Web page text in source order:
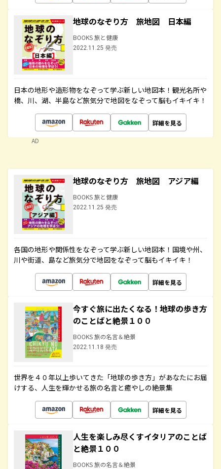
地球のなぞり方 旅地図 日本編
BOOKS 旅と健康
2022.11.25 発売
日本の地形や造形物をなぞって学ぶ新しい地図本！観光名所や
橋、川、湖、半島など旅気分で地図をなぞって脳もイキイキ！
詳細を見る
AD
地球のなぞり方 旅地図 アジア編
BOOKS 旅と健康
2022.11.25 発売
各国の地形や関係性をなぞって学ぶ新しい地図本！国境や州、
川や街道、島など旅気分で地図をなぞって脳もイキイキ！
詳細を見る
今すぐ旅に出たくなる！地球の歩き方
のことばと絶景１００
BOOKS 旅の名言＆絶景
2022.11.18 発売
世界を４０年以上歩いてきた「地球の歩き方」があなたにお届
けする、人生を輝かせる旅の名言と癒やしの絶景集
詳細を見る
人生を楽しみ尽くすイタリアのことば
と絶景１００
BOOKS 旅の名言＆絶景